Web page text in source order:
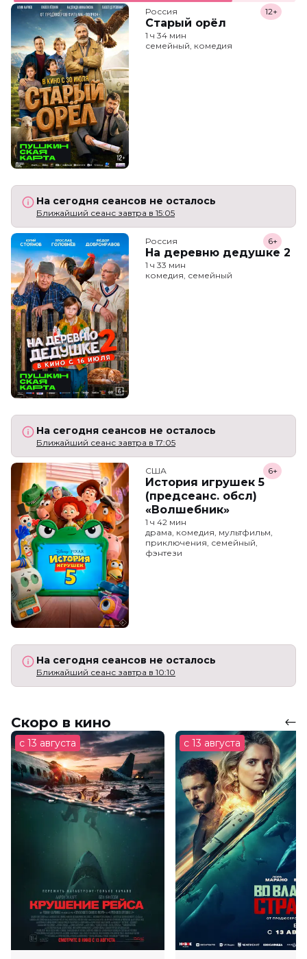
Россия
Старый орёл
12+
1 ч 34 мин
семейный, комедия
На сегодня сеансов не осталось
Ближайший сеанс завтра в 15:05
Россия
На деревню дедушке 2
6+
1 ч 33 мин
комедия, семейный
На сегодня сеансов не осталось
Ближайший сеанс завтра в 17:05
США
История игрушек 5
(предсеанс. обсл)
«Волшебник»
6+
1 ч 42 мин
драма, комедия, мультфильм,
приключения, семейный,
фэнтези
На сегодня сеансов не осталось
Ближайший сеанс завтра в 10:10
Скоро в кино
с 13 августа с 13 августа